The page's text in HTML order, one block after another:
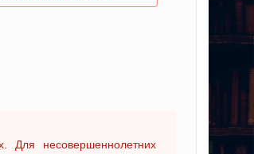
Для несовершеннолетних